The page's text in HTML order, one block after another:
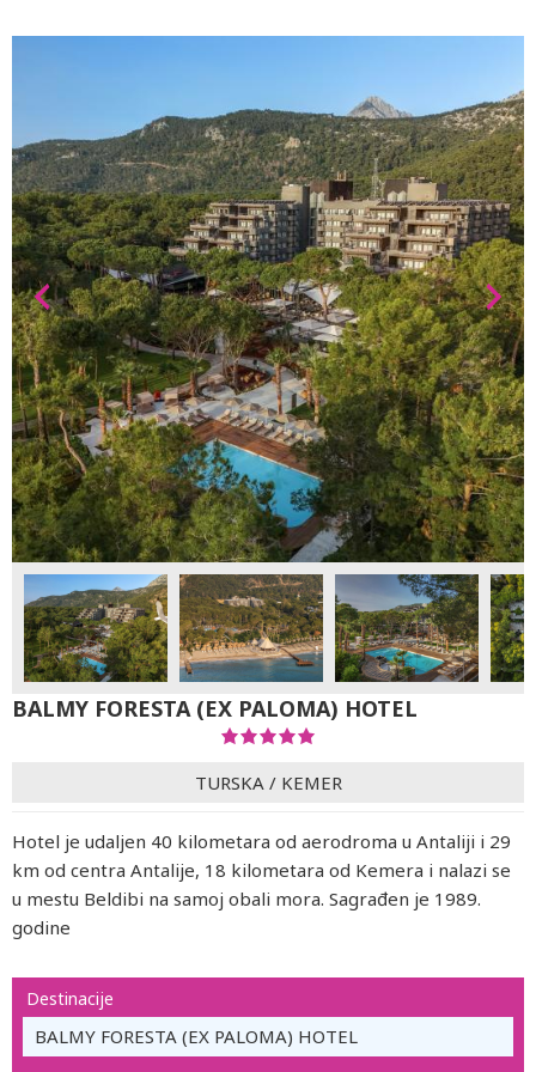
BALMY FORESTA (EX PALOMA) HOTEL
TURSKA / KEMER
Hotel je udaljen 40 kilometara od aerodroma u Antaliji i 29
km od centra Antalije, 18 kilometara od Kemera i nalazi se
u mestu Beldibi na samoj obali mora. Sagrađen je 1989.
godine
Destinacije
BALMY FORESTA (EX PALOMA) HOTEL